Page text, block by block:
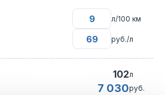
л/100 км
руб./л
102л
7 030руб.